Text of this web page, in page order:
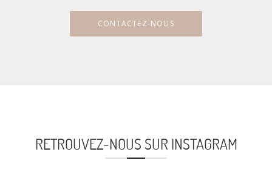
CONTACTEZ-NOUS
RETROUVEZ-NOUS SUR INSTAGRAM